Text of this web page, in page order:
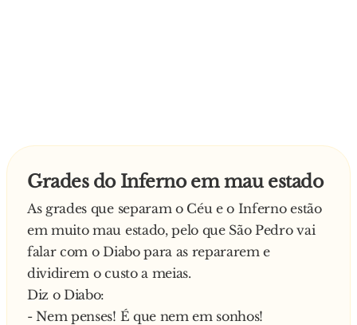
Grades do Inferno em mau estado
As grades que separam o Céu e o Inferno estão
em muito mau estado, pelo que São Pedro vai
falar com o Diabo para as repararem e
dividirem o custo a meias.
Diz o Diabo:
- Nem penses! É que nem em sonhos!